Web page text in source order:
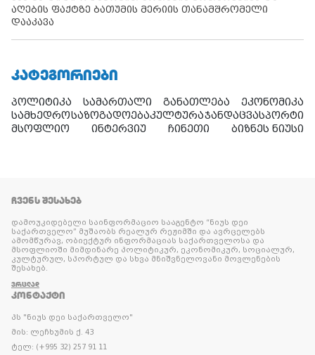
აღების ფაქტზე ბათუმის მერიის თანამშრომელი
დააკავა
ᲙᲐᲢᲔᲒᲝᲠᲘᲔᲑᲘ
პოლიტიკა სამართალი განათლება
ეკონომიკა
სამხედროსაზოგადოებაკულტურაჯანდაცვასპორტი
მსოფლიო
ინტერვიუ ჩინეთი ბიზნეს ნიუსი
ᲩᲕᲔᲜᲡ ᲨᲔᲡᲐᲮᲔᲑ
დამოუკიდებელი საინფორმაციო სააგენტო “ნიუს დეი
საქართველო” მუშაობს რეალურ რეჟიმში და ავრცელებს
ამომწურავ, ობიექტურ ინფორმაციას საქართველოსა და
მსოფლიოში მიმდინარე პოლიტიკურ, ეკონომიკურ, სოციალურ,
კულტურულ, სპორტულ და სხვა მნიშვნელოვანი მოვლენების
შესახებ.
ᲕᲠᲪᲚᲐᲓ
ᲙᲝᲜᲢᲐᲥᲢᲘ
პს "ნიუს დეი საქართველო"
მის: ლეჩხუმის ქ. 43
ტელ: (+995 32) 257 91 11